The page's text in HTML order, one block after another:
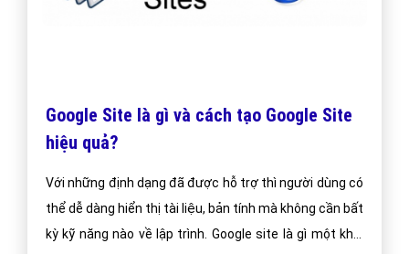
Google Site là gì và cách tạo Google Site
hiệu quả?
Với những định dạng đã được hỗ trợ thì người dùng có
thể dễ dàng hiển thị tài liệu, bản tính mà không cần bất
kỳ kỹ năng nào về lập trình. Google site là gì một khái